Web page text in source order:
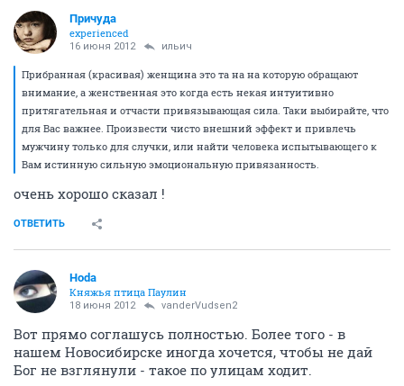
Причуда
experienced
16 июня 2012 ильич
Прибранная (красивая) женщина это та на на которую обращают
внимание, а женственная это когда есть некая интуитивно
притягательная и отчасти привязывающая сила. Таки выбирайте, что
для Вас важнее. Произвести чисто внешний эффект и привлечь
мужчину только для случки, или найти человека испытывающего к
Вам истинную сильную эмоциональную привязанность.
очень хорошо сказал !
ОТВЕТИТЬ
Hoda
Княжья птица Паулин
18 июня 2012 vanderVudsen2
Вот прямо соглашусь полностью. Более того - в
нашем Новосибирске иногда хочется, чтобы не дай
Бог не взглянули - такое по улицам ходит.